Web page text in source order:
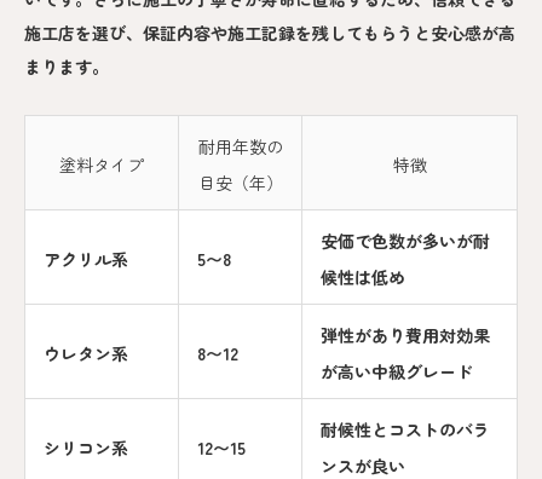
施工店を選び、保証内容や施工記録を残してもらうと安心感が高
まります。
塗料タイプ
耐用年数の
目安（年）
特徴
アクリル系 5〜8
安価で色数が多いが耐
候性は低め
ウレタン系 8〜12
弾性があり費用対効果
が高い中級グレード
シリコン系 12〜15
耐候性とコストのバラ
ンスが良い